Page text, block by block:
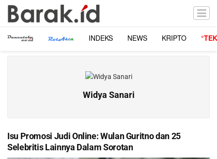
INDEKS NEWS KRIPTO
Widya Sanari
Isu Promosi Judi Online: Wulan Guritno dan 25
Selebritis Lainnya Dalam Sorotan